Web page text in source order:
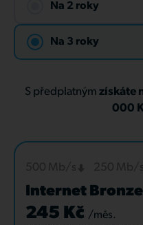
Na 2 roky
Na 3 roky
S předplatným získáte
000
Internet Bronze
245 Kč /měs.